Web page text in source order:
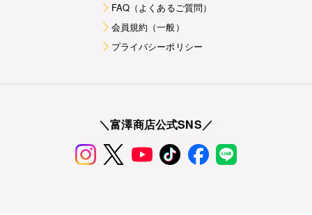
FAQ（よくあるご質問）
会員規約（一般）
プライバシーポリシー
＼富澤商店公式SNS／